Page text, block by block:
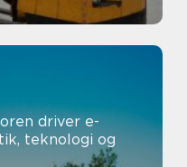
driver e-
teknologi og